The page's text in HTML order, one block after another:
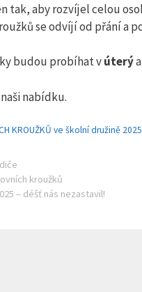
tak, aby rozvíjel celou
se odvíjí od přání a
budou probíhat vúterý
nabídku.
KROUŽKŮ ve školní družině
kroužků
– déšť nás nezastavil!